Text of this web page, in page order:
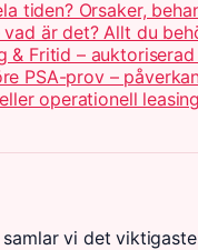
tiden? Orsaker,
vad är det? Allt du
& Fritid –
PSA-prov –
operationell
samlar vi det